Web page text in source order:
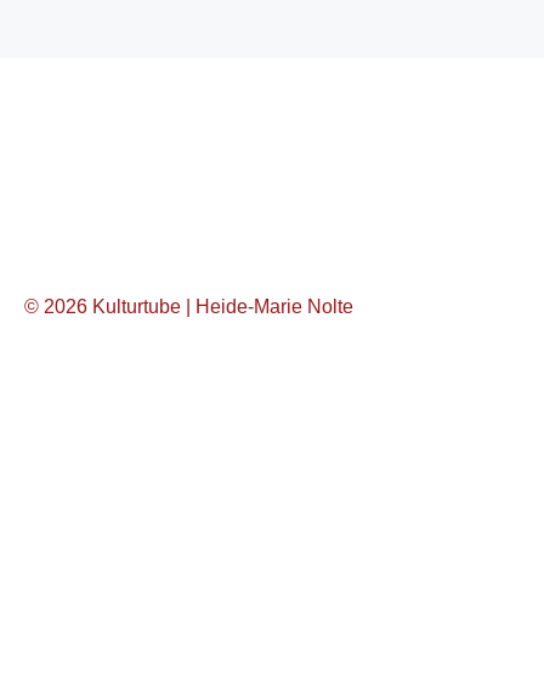
© 2026 Kulturtube | Heide-Marie Nolte